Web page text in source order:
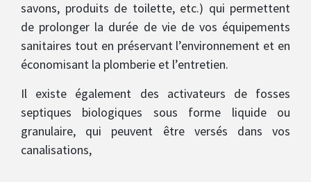
savons, produits de toilette, etc.) qui permettent
de prolonger la durée de vie de vos équipements
sanitaires tout en préservant l’environnement et en
économisant la plomberie et l’entretien.
Il existe également des activateurs de fosses
septiques biologiques sous forme liquide ou
granulaire, qui peuvent être versés dans vos
canalisations,